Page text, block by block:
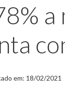
a
em: 18/02/2021